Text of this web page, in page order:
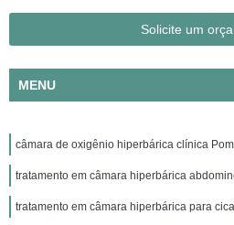
Solicite um
MENU
câmara de oxigênio hiperbárica clínica
tratamento em câmara hiperbárica
tratamento em câmara hiperbárica para